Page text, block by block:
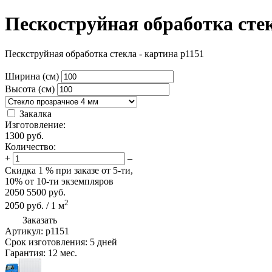
Пескоструйная обработка
Пескструйная обработка стекла - картина p1151
Ширина (см)
Высота (см)
Закалка
Изготовление:
1300 руб.
Количество:
+
–
Скидка 1 % при заказе от 5-ти,
10% от 10-ти экземпляров
2050 5500 руб.
2050 руб. / 1 м2
Заказать
Артикул: p1151
Срок изготовления: 5 дней
Гарантия: 12 мес.